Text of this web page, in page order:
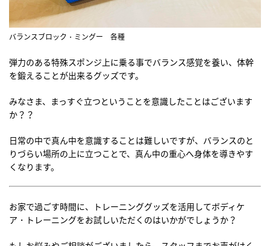
バランスブロック・ミングー 各種
弾力のある特殊スポンジ上に乗る事でバランス感覚を養い、体幹
を鍛えることが出来るグッズです。
みなさま、まっすぐ立つということを意識したことはございます
か？？
日常の中で真ん中を意識することは難しいですが、バランスのと
りづらい場所の上に立つことで、真ん中の重心へ身体を導きやす
くなります。
お家で過ごす時間に、トレーニンググッズを活用してボディケ
ア・トレーニングをお試しいただくのはいかがでしょうか？